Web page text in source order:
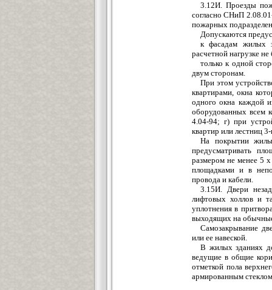
3.12И. Проезды
согласно СНиП
пожарных
Допускаются
к фасадам жилых
расчетной нагрузке
только к одной
двум сторонам.
При этом
квартирами, окна
одного окна каждой
оборудованных всем
4.04-94; г) при
квартир или лестниц
На покрытии
предусматривать
размером не менее 5
площадками и в
провода и кабели.
3.15И. Двери
лифтовых холлов и
уплотнения в
выходящих на
Самозакрывание
или ее навеской.
В жилых зданиях
ведущие в общие
отметкой пола
армированным